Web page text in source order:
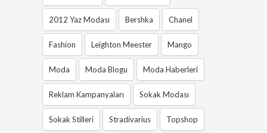
2012 Yaz Modası Bershka Chanel
Fashion Leighton Meester Mango
Moda Moda Blogu Moda Haberleri
Reklam Kampanyaları Sokak Modası
Sokak Stilleri Stradivarius Topshop